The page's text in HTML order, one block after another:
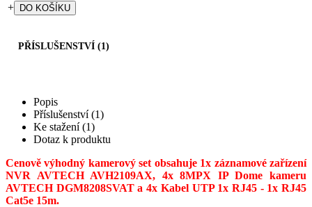
+
PŘÍSLUŠENSTVÍ (1)
Popis
Příslušenství (1)
Ke stažení (1)
Dotaz k produktu
Cenově výhodný kamerový set obsahuje 1x záznamové zařízení
NVR AVTECH AVH2109AX, 4x 8MPX IP Dome kameru
AVTECH DGM8208SVAT a 4x Kabel UTP 1x RJ45 - 1x RJ45
Cat5e 15m.